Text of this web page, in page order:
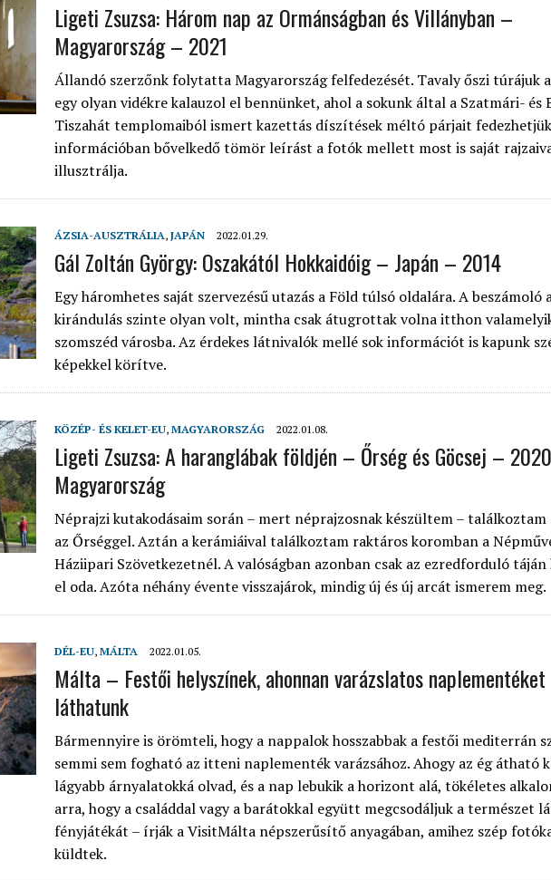
Ligeti Zsuzsa: Három nap az Ormánságban és Villányban –
Magyarország – 2021
Állandó szerzőnk folytatta Magyarország felfedezését. Tavaly őszi túrájuk
egy olyan vidékre kalauzol el bennünket, ahol a sokunk által a Szatmári- és
Tiszahát templomaiból ismert kazettás díszítések méltó párjait
információban bővelkedő tömör leírást a fotók mellett most is saját
illusztrálja.
ÁZSIA-AUSZTRÁLIA, JAPÁN 2022.01.29.
Gál Zoltán György: Oszakától Hokkaidóig – Japán – 2014
Egy háromhetes saját szervezésű utazás a Föld túlsó oldalára. A beszámoló
kirándulás szinte olyan volt, mintha csak átugrottak volna itthon
szomszéd városba. Az érdekes látnivalók mellé sok információt is kapunk
képekkel körítve.
KÖZÉP- ÉS KELET-EU, MAGYARORSZÁG 2022.01.08.
Ligeti Zsuzsa: A haranglábak földjén – Őrség és Göcsej –
Magyarország
Néprajzi kutakodásaim során – mert néprajzosnak készültem – találkoztam
az Őrséggel. Aztán a kerámiáival találkoztam raktáros koromban a
Háziipari Szövetkezetnél. A valóságban azonban csak az ezredforduló
el oda. Azóta néhány évente visszajárok, mindig új és új arcát ismerem meg.
DÉL-EU, MÁLTA 2022.01.05.
Málta – Festői helyszínek, ahonnan varázslatos naplementéket
láthatunk
Bármennyire is örömteli, hogy a nappalok hosszabbak a festői mediterrán
semmi sem fogható az itteni naplementék varázsához. Ahogy az ég átható
lágyabb árnyalatokká olvad, és a nap lebukik a horizont alá, tökéletes
arra, hogy a családdal vagy a barátokkal együtt megcsodáljuk a természet
fényjátékát – írják a VisitMálta népszerűsítő anyagában, amihez szép
küldtek.